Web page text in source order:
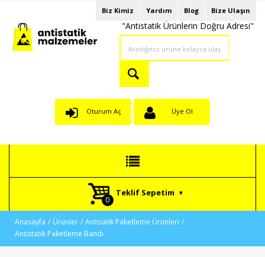
Biz Kimiz Yardım Blog Bize Ulaşın
"Antistatik Ürünlerin Doğru Adresi"
Oturum Aç Üye Ol
Teklif Sepetim
Anasayfa Ürünler
Antisatik Paketleme Ürünleri
Antistatik Paketleme Bandı